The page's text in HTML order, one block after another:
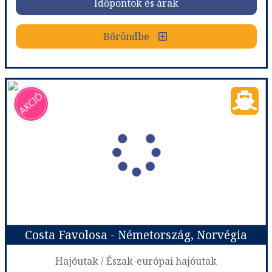
Bőröndbe
Időpontok és árak
Bőröndbe
Costa Diadema - Németország, Dánia, Norvégia
Észak-európai hajóutak
Utazás módja:Hajó
Ellátás:Teljes ellátás
Szálláskategória:Hajó kabin
Costa ár, The Interior (I1), 2 felnőtt
Időpont: 2026-08-28 | 7 éj
Costa Favolosa - Németország, Norvégia
Hajóutak / Észak-európai hajóutak